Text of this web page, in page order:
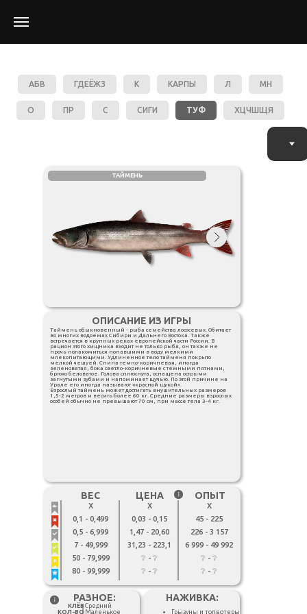
АБВ ГДЕЁЖЗ К КАРПЫ Л МН
О ПР С СИГИ ТУФ ХЦЧШЩЯ
Таймень обыкновенный - рыба семейства лососевых. Обитает
во многих водоемах Сибири и Дальнего Востока. Также
встречается в крупных реках европейской части России. В
рацион этого хищника входит не только рыба, он также не
прочь полакомиться попавшими в воду мелкими
млекопитающими. Удлиненное тело тайменя покрыто
мелкой чешуей. Спина темно-коричневая, иногда
зеленоватая, бока светло-коричневые с темными пятнами,
брюхо беловатое. Голова сплюснута, оснащена острыми
загнутыми зубами и напоминает щучью. По этой причине на
Урале его иногда называют «красной щукой».
Взрослый таймень может достигать внушительных размеров
1,5-2 метров и весить более 60 кг. Средние размеры взрослых
особей обычно не превышают 70 см, при массе тела 3-4 кг.
ОПИСАНИЕ ИЗ ИГРЫ
НАЖИВКА:
Грызуны и топвотеры
ТАЙМЕНЬ
РАЗНОЕ:
Средний
Маленькое
КЛЁВ
КОЛ-ВО
ВЕС
Х
0,1 - 0,499
0,5 - 6,999
7 - 49,999
50 - 79,999
80 - 99,999
Х
0,03 - 0,15
1,47 - 20,60
31,23 - 223,1
❔ - ❔
❔ - ❔
Х
45 - 225
226 - 3 157
6 999 - 49 992
❔ - ❔
❔ - ❔
ЦЕНА ОПЫТ